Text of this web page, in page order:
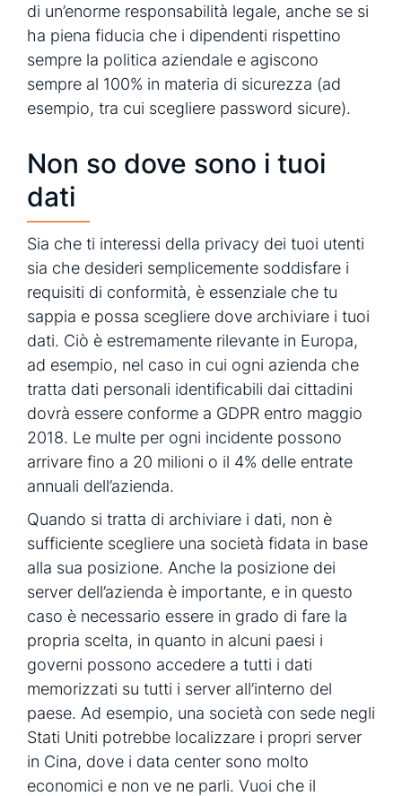
di un’enorme responsabilità legale, anche se si
ha piena fiducia che i dipendenti rispettino
sempre la politica aziendale e agiscono
sempre al 100% in materia di sicurezza (ad
esempio, tra cui scegliere password sicure).
Non so dove sono i tuoi
dati
Sia che ti interessi della privacy dei tuoi utenti
sia che desideri semplicemente soddisfare i
requisiti di conformità, è essenziale che tu
sappia e possa scegliere dove archiviare i tuoi
dati. Ciò è estremamente rilevante in Europa,
ad esempio, nel caso in cui ogni azienda che
tratta dati personali identificabili dai cittadini
dovrà essere conforme a GDPR entro maggio
2018. Le multe per ogni incidente possono
arrivare fino a 20 milioni o il 4% delle entrate
annuali dell’azienda.
Quando si tratta di archiviare i dati, non è
sufficiente scegliere una società fidata in base
alla sua posizione. Anche la posizione dei
server dell’azienda è importante, e in questo
caso è necessario essere in grado di fare la
propria scelta, in quanto in alcuni paesi i
governi possono accedere a tutti i dati
memorizzati su tutti i server all’interno del
paese. Ad esempio, una società con sede negli
Stati Uniti potrebbe localizzare i propri server
in Cina, dove i data center sono molto
economici e non ve ne parli. Vuoi che il